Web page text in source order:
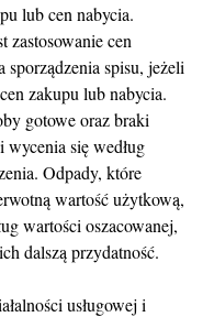
lub cen nabycia.
zastosowanie cen
spisu, jeżeli
zakupu lub nabycia.
gotowe oraz braki
wycenia się według
Odpady, które
wartość użytkową,
wartości oszacowanej,
dalszą przydatność.
usługowej i